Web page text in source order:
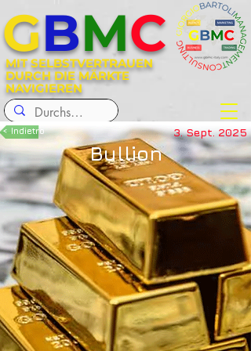
MIT SELBSTVERTRAUEN
DURCH DIE MÄRKTE
NAVIGIEREN
GBMC
< Indietro 3. Sept. 2025
Bullion